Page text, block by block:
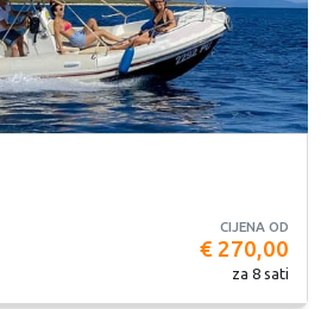
CIJENA OD
€ 270,00
za 8 sati